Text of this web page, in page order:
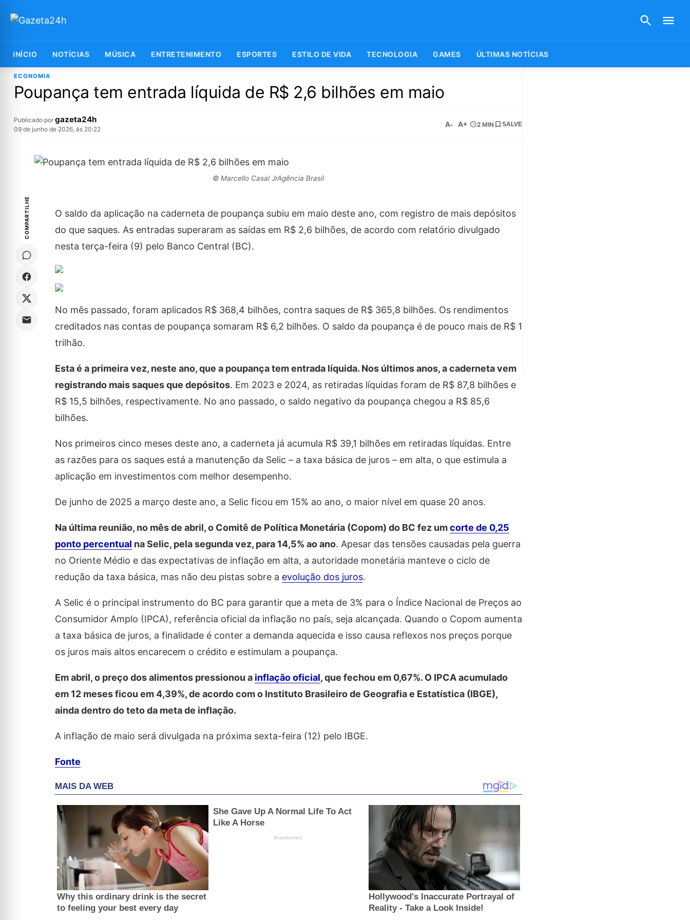
INÍCIO NOTÍCIAS MÚSICA ENTRETENIMENTO ESPORTES ESTILO DE VIDA TECNOLOGIA GAMES ÚLTIMAS NOTÍCIAS
ECONOMIA
Poupança tem entrada líquida de R$ 2,6 bilhões em maio
Publicado por gazeta24h
09 de junho de 2026, às 20:22
A- A+ 2 MIN SALVE
© Marcello Casal JrAgência Brasil
COMPARTILHE
O saldo da aplicação na caderneta de poupança subiu em maio deste ano, com registro de mais depósitos
do que saques. As entradas superaram as saídas em R$ 2,6 bilhões, de acordo com relatório divulgado
nesta terça-feira (9) pelo Banco Central (BC).
No mês passado, foram aplicados R$ 368,4 bilhões, contra saques de R$ 365,8 bilhões. Os rendimentos
creditados nas contas de poupança somaram R$ 6,2 bilhões. O saldo da poupança é de pouco mais de R$ 1
trilhão.
Esta é a primeira vez, neste ano, que a poupança tem entrada líquida. Nos últimos anos, a caderneta vem
registrando mais saques que depósitos. Em 2023 e 2024, as retiradas líquidas foram de R$ 87,8 bilhões e
R$ 15,5 bilhões, respectivamente. No ano passado, o saldo negativo da poupança chegou a R$ 85,6
bilhões.
Nos primeiros cinco meses deste ano, a caderneta já acumula R$ 39,1 bilhões em retiradas líquidas. Entre
as razões para os saques está a manutenção da Selic – a taxa básica de juros – em alta, o que estimula a
aplicação em investimentos com melhor desempenho.
De junho de 2025 a março deste ano, a Selic ficou em 15% ao ano, o maior nível em quase 20 anos.
Na última reunião, no mês de abril, o Comitê de Política Monetária (Copom) do BC fez umcorte de 0,25
ponto percentual na Selic, pela segunda vez, para 14,5% ao ano. Apesar das tensões causadas pela guerra
no Oriente Médio e das expectativas de inflação em alta, a autoridade monetária manteve o ciclo de
redução da taxa básica, mas não deu pistas sobre a evolução dos juros.
A Selic é o principal instrumento do BC para garantir que a meta de 3% para o Índice Nacional de Preços ao
Consumidor Amplo (IPCA), referência oficial da inflação no país, seja alcançada. Quando o Copom aumenta
a taxa básica de juros, a finalidade é conter a demanda aquecida e isso causa reflexos nos preços porque
os juros mais altos encarecem o crédito e estimulam a poupança.
Em abril, o preço dos alimentos pressionou a inflação oficial, que fechou em 0,67%. O IPCA acumulado
em 12 meses ficou em 4,39%, de acordo com o Instituto Brasileiro de Geografia e Estatística (IBGE),
ainda dentro do teto da meta de inflação.
A inflação de maio será divulgada na próxima sexta-feira (12) pelo IBGE.
Fonte